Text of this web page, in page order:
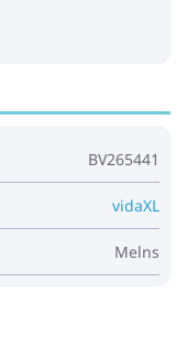
BV265441
vidaXL
Melns